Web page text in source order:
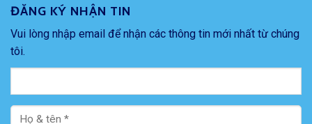
ĐĂNG KÝ NHẬN TIN
Vui lòng nhập email để nhận các thông tin mới nhất từ chúng
tôi.